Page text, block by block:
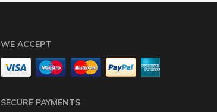
WE ACCEPT
SECURE PAYMENTS